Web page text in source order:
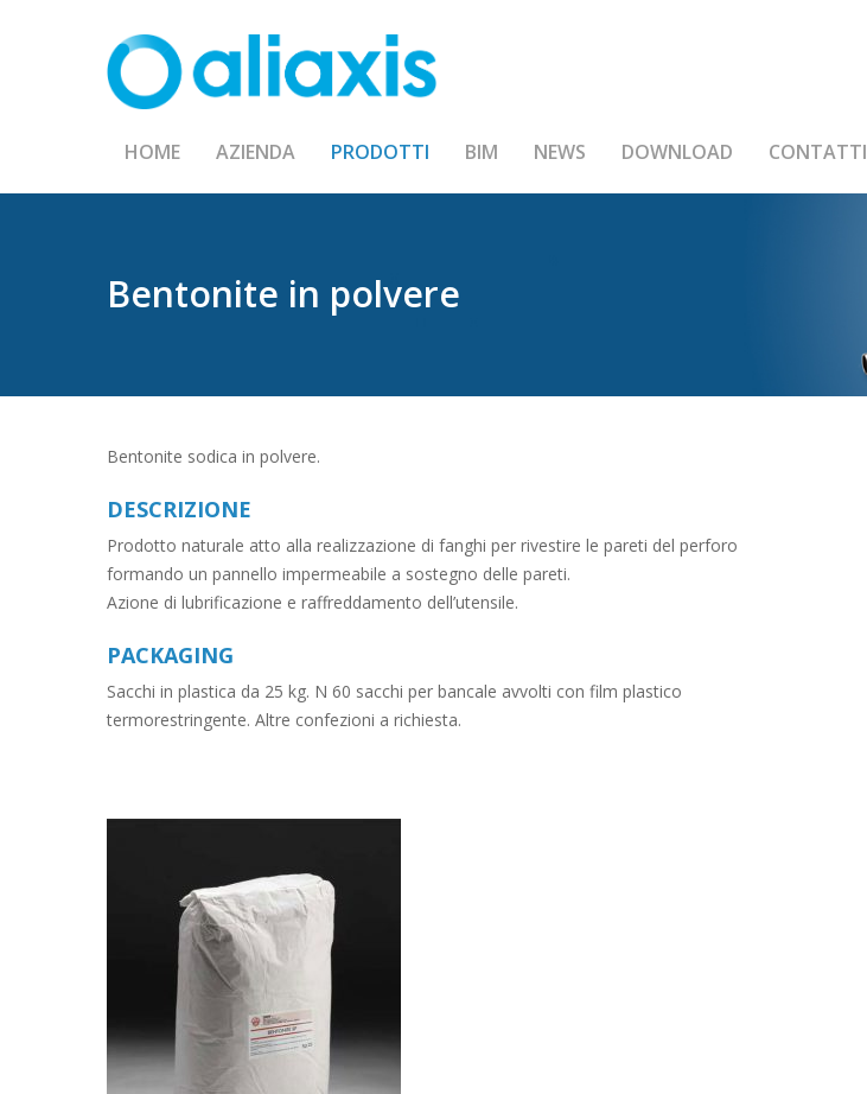
HOME AZIENDA PRODOTTI BIM NEWS DOWNLOAD CONTATTI
Bentonite in polvere
Bentonite sodica in polvere.
DESCRIZIONE
Prodotto naturale atto alla realizzazione di fanghi per rivestire le pareti del perforo
formando un pannello impermeabile a sostegno delle pareti.
Azione di lubrificazione e raffreddamento dell’utensile.
PACKAGING
Sacchi in plastica da 25 kg. N 60 sacchi per bancale avvolti con film plastico
termorestringente. Altre confezioni a richiesta.